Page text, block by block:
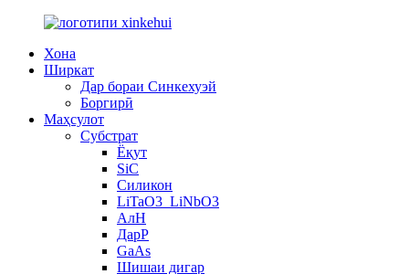
Хона
Ширкат
Дар бораи Синкехуэй
Боргирӣ
Маҳсулот
Субстрат
Ёқут
SiC
Силикон
LiTaO3_LiNbO3
АлН
ДарP
GaAs
Шишаи дигар